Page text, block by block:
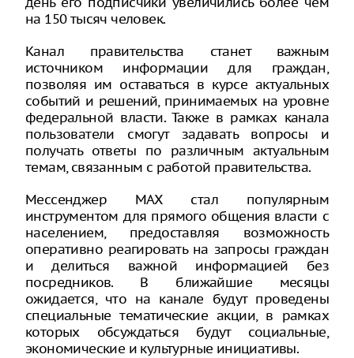
на 150 тысяч человек.
Канал правительства станет важным
источником информации для граждан,
позволяя им оставаться в курсе актуальных
событий и решений, принимаемых на уровне
федеральной власти. Также в рамках канала
пользователи смогут задавать вопросы и
получать ответы по различным актуальным
темам, связанным с работой правительства.
Мессенджер MAX стал популярным
инструментом для прямого общения власти с
населением, предоставляя возможность
оперативно реагировать на запросы граждан
и делиться важной информацией без
посредников. В ближайшие месяцы
ожидается, что на канале будут проведены
специальные тематические акции, в рамках
которых обсуждаться будут социальные,
экономические и культурные инициативы.